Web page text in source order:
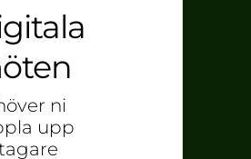
ni
upp